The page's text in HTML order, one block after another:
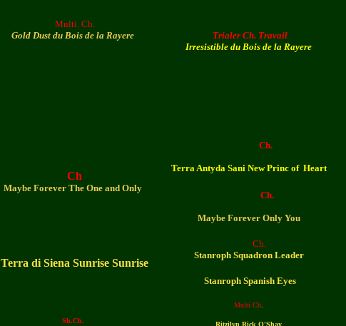
Multi. Ch.
Gold Dust du Bois de la Rayere
Trialer Ch. Travail
Irresistible du Bois de la Rayere
Ch
Maybe Forever The One and Only
Ch.
Terra Antyda Sani New Princ of Heart
Ch.
Maybe Forever Only You
Terra di Siena Sunrise Sunrise
Ch.
Stanroph Squadron Leader
Stanroph Spanish Eyes
Sh.Ch.
Multi Ch.